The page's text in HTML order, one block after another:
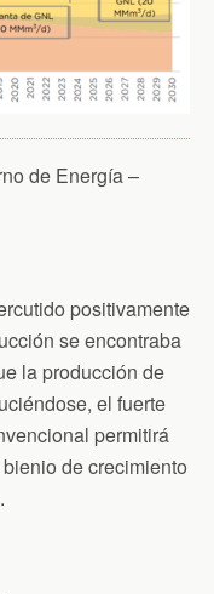
de Energía –
positivamente
se encontraba
la producción de
el fuerte
permitirá
de crecimiento